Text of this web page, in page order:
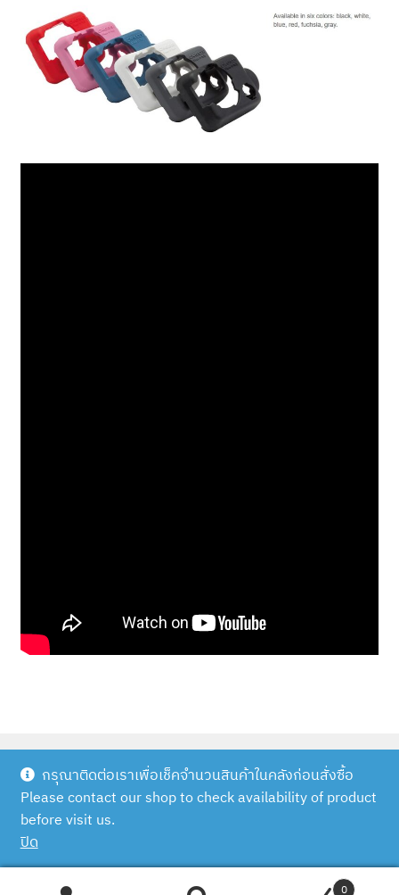
กรุณาติดต่อเราเพื่อเช็คจำนวนสินค้าในคลังก่อนสั่งซื้อ
Please contact our shop to check availability of product
before visit us.
ปิด
© Scuba Outlet | Diveshop.in.th 2026
Built with WooCommerce
0